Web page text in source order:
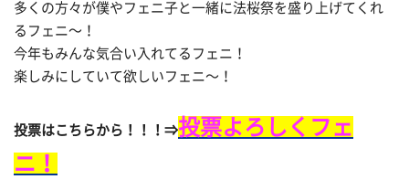
多くの方々が僕やフェニ子と一緒に法桜祭を盛り上げてくれ
るフェニ〜！
今年もみんな気合い入れてるフェニ！
楽しみにしていて欲しいフェニ〜！
投票はこちらから！！！⇒投票よろしくフェ
ニ！